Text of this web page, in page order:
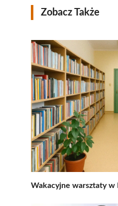
Zobacz Także
Wakacyjne warsztaty